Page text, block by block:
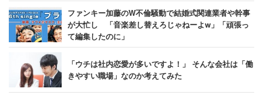
ファンキー加藤のW不倫騒動で結婚式関連業者や幹事
が大忙し 「音楽差し替えろじゃねーよw」「頑張っ
て編集したのに」
「ウチは社内恋愛が多いですよ！」 そんな会社は「働
きやすい職場」なのか考えてみた